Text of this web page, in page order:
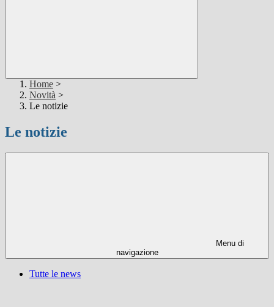
Home >
Novità >
Le notizie
Le notizie
Menu di
navigazione
Tutte le news